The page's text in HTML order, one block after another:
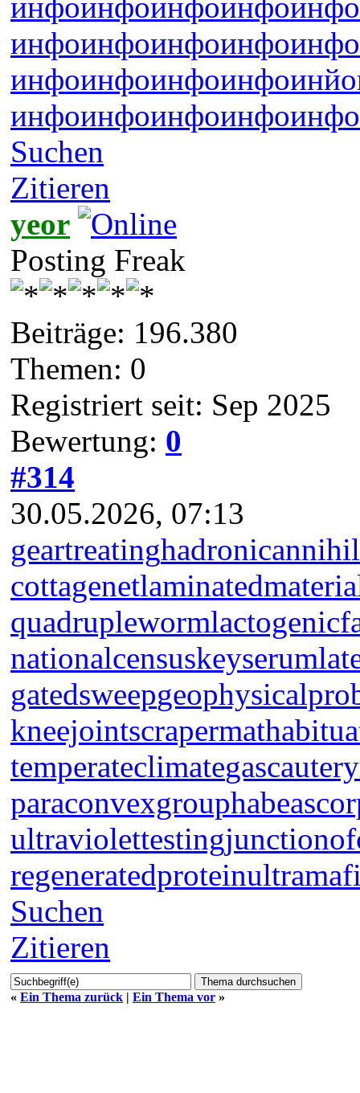
инфоинфоинфоинфоинфо
инфоинфоинфоинфоинйо
инфоинфоинфоинфоинфо
Suchen
Zitieren
yeor
Posting Freak
Beiträge: 196.380
Themen: 0
Registriert seit: Sep 2025
Bewertung: 0
#314
30.05.2026, 07:13
geartreating
cottagenet
quadrupleworm
nationalcensuskeyserum
gatedsweep
kneejointscrapermat
temperateclimategascautery
paraconvexgroup
ultraviolettesting
regeneratedprotein
Suchen
Zitieren
« Ein Thema zurück | Ein Thema vor »